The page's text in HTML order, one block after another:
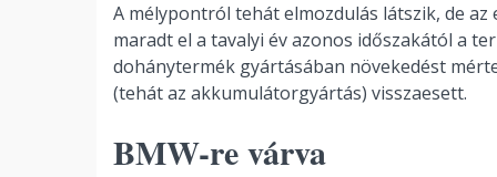
A mélypontról tehát elmozdulás látszik, de
maradt el a tavalyi év azonos időszakától a
dohánytermék gyártásában növekedést
(tehát az akkumulátorgyártás) visszaesett.
BMW-re várva